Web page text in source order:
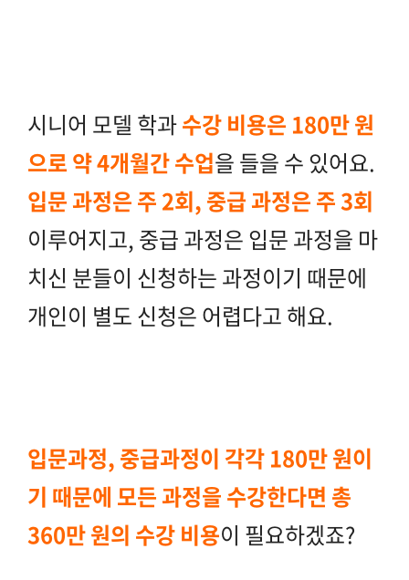
시니어 모델 학과수강 비용은 180만 원
으로 약 4개월간 수업을 들을 수 있어요.
입문 과정은 주 2회, 중급 과정은 주 3회
이루어지고, 중급 과정은 입문 과정을 마
치신 분들이 신청하는 과정이기 때문에
개인이 별도 신청은 어렵다고 해요.
입문과정, 중급과정이 각각 180만 원이
기 때문에 모든 과정을 수강한다면 총
360만 원의 수강 비용이 필요하겠죠?